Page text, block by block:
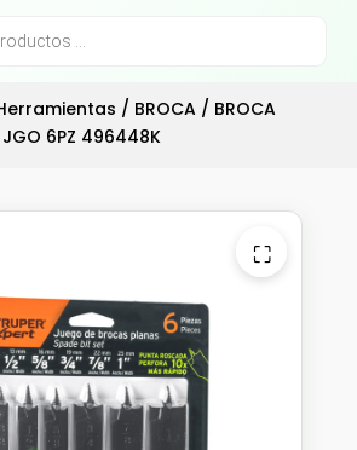
/ BROCA/ BROCA
JGO 6PZ 496448K
⛶